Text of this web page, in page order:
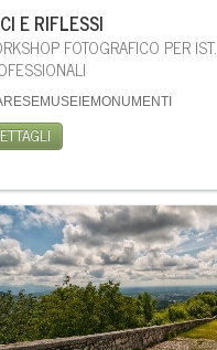
E RIFLESSI
FOTOGRAFICO PER IST.